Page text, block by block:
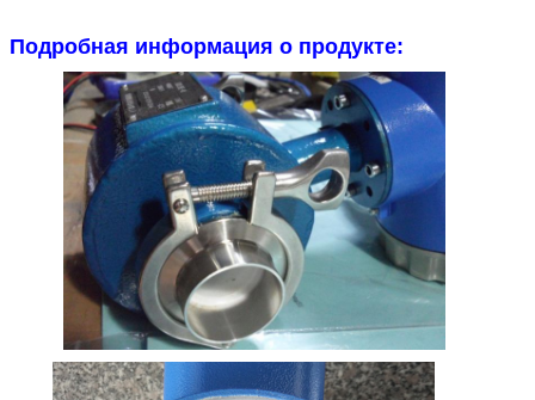
Не устойчивы к чистой редуцирующей
кислоте (например, серной кислоте,
соляной кислоте)
кислотная коррозия.
Но если кислота содержит
антиоксиданты, это значительно
уменьшит коррозию.
Тантал
имеющие сильную устойчивость к
коррозионным средам, аналогичную
стеклу
Практически применимо ко всем
химическим средам.
За исключением фториновой кислоты,
Подробная информация о продукте: